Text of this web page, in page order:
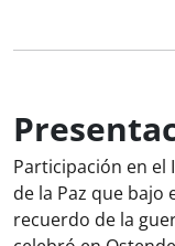
Participación en el
de la Paz que bajo
recuerdo de la